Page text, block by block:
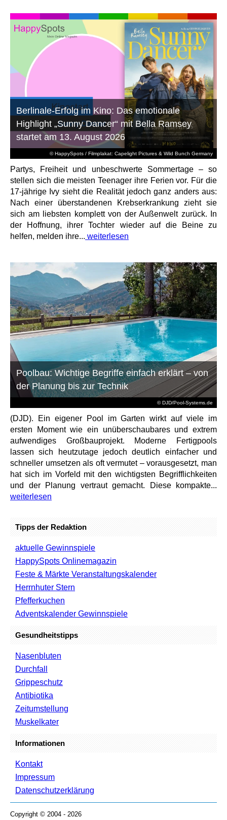
© HappySpots / Filmplakat: Capelight Pictures & Wild Bunch Germany
Berlinale-Erfolg im Kino: Das emotionale
Highlight „Sunny Dancer“ mit Bella Ramsey
startet am 13. August 2026
Partys, Freiheit und unbeschwerte Sommertage – so
stellen sich die meisten Teenager ihre Ferien vor. Für die
17-jährige Ivy sieht die Realität jedoch ganz anders aus:
Nach einer überstandenen Krebserkrankung zieht sie
sich am liebsten komplett von der Außenwelt zurück. In
der Hoffnung, ihrer Tochter wieder auf die Beine zu
helfen, melden ihre... weiterlesen
© DJD/Pool-Systems.de
Poolbau: Wichtige Begriffe einfach erklärt – von
der Planung bis zur Technik
(DJD). Ein eigener Pool im Garten wirkt auf viele im
ersten Moment wie ein unüberschaubares und extrem
aufwendiges Großbauprojekt. Moderne Fertigpools
lassen sich heutzutage jedoch deutlich einfacher und
schneller umsetzen als oft vermutet – vorausgesetzt, man
hat sich im Vorfeld mit den wichtigsten Begrifflichkeiten
und der Planung vertraut gemacht. Diese kompakte...
weiterlesen
Tipps der Redaktion
aktuelle Gewinnspiele
HappySpots Onlinemagazin
Feste & Märkte Veranstaltungskalender
Herrnhuter Stern
Pfefferkuchen
Adventskalender Gewinnspiele
Gesundheitstipps
Nasenbluten
Durchfall
Grippeschutz
Antibiotika
Zeitumstellung
Muskelkater
Informationen
Kontakt
Impressum
Datenschutzerklärung
Copyright © 2004 - 2026